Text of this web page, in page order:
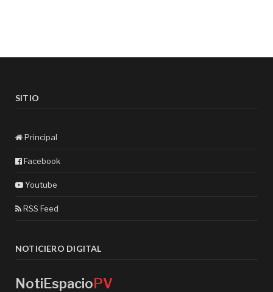
SITIO
Principal
Facebook
Youtube
RSS Feed
NOTICIERO DIGITAL
NotiEspacioPV